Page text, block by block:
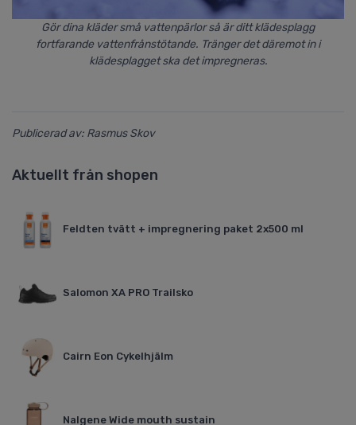
Gör dina kläder små vattenpärlor så är ditt klädesplagg
fortfarande vattenfrånstötande. Tränger det däremot in i
klädesplagget ska det impregneras.
Publicerad av: Rasmus Skov
Aktuellt från shopen
Feldten tvätt + impregnering paket 2x500 ml
Salomon XA PRO Trailsko
Cairn Eon Cykelhjälm
Nalgene Wide mouth sustain